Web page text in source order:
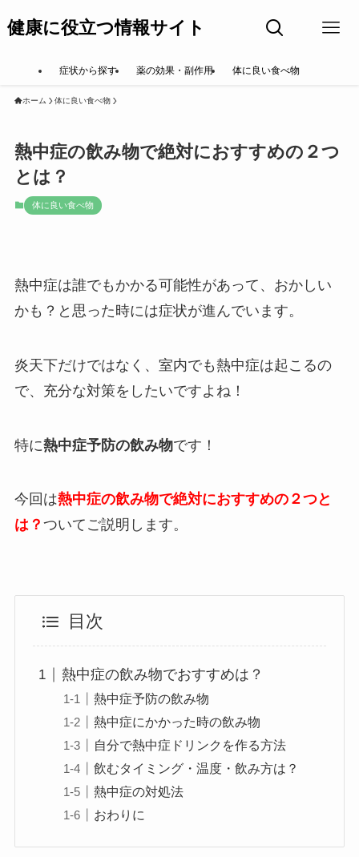
健康に役立つ情報サイト
症状から探す 薬の効果・副作用 体に良い食べ物
ホーム 体に良い食べ物
熱中症の飲み物で絶対におすすめの２つ
とは？
体に良い食べ物
熱中症は誰でもかかる可能性があって、おかしい
かも？と思った時には症状が進んでいます。
炎天下だけではなく、室内でも熱中症は起こるの
で、充分な対策をしたいですよね！
特に熱中症予防の飲み物です！
今回は熱中症の飲み物で絶対におすすめの２つと
は？ ついてご説明します。
目次
熱中症の飲み物でおすすめは？
熱中症予防の飲み物
熱中症にかかった時の飲み物
自分で熱中症ドリンクを作る方法
飲むタイミング・温度・飲み方は？
熱中症の対処法
おわりに